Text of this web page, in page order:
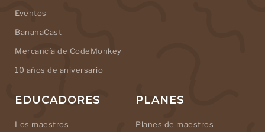
Eventos
BananaCast
Mercancía de CodeMonkey
10 años de aniversario
EDUCADORES
Los maestros
PLANES
Planes de maestros